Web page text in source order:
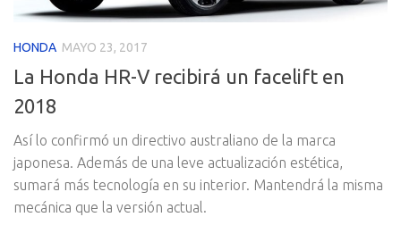
HONDA MAYO 23, 2017
La Honda HR-V recibirá un facelift en
2018
Así lo confirmó un directivo australiano de la marca
japonesa. Además de una leve actualización estética,
sumará más tecnología en su interior. Mantendrá la misma
mecánica que la versión actual.